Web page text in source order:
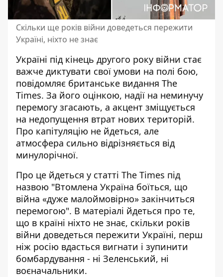
Скільки ще років війни доведеться пережити
Україні, ніхто не знає
Україні під кінець другого року війни стає
важче диктувати свої умови на полі бою,
повідомляє британське видання The
Times. За його оцінкою, надії на неминучу
перемогу згасають, а акцент зміщується
на недопущення втрат нових територій.
Про капітуляцію не йдеться, але
атмосфера сильно відрізняється від
минулорічної.
Про це йдеться у статті The Times під
назвою "Втомлена Україна боїться, що
війна «дуже малоймовірно» закінчиться
перемогою". В матеріалі йдеться про те,
що в країні ніхто не знає, скільки років
війни доведеться пережити Україні, перш
ніж росію вдасться вигнати і зупинити
бомбардування - ні Зеленський, ні
воєначальники.